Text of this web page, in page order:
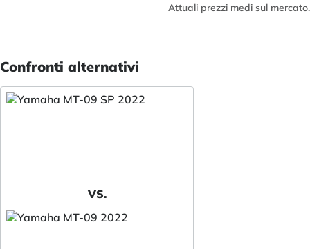
Attuali prezzi medi sul mercato.
Confronti alternativi
VS.